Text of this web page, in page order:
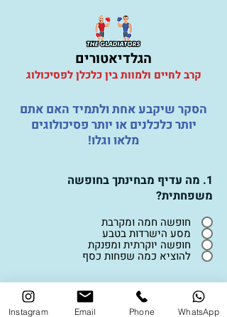
הגלדיאטורים
קרב לחיים ולמוות בין כלכלן לפסיכולוג
הסקר שיקבע אחת ולתמיד האם אתם
יותר כלכלנים או יותר פסיכולוגים
מלאו וגלו!
1. מה עדיף מבחינתך בחופשה
משפחתית?
חופשה חמה ומקרבת
מסע הישרדות בטבע
חופשה יוקרתית ומפנקת
להוציא כמה שפחות כסף
לשאלה הבאה
Instagram Email Phone WhatsApp